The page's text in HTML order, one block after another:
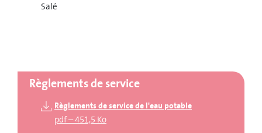
Salé
Règlements de service
Règlements de service de l'eau potable
pdf–451,5 Ko